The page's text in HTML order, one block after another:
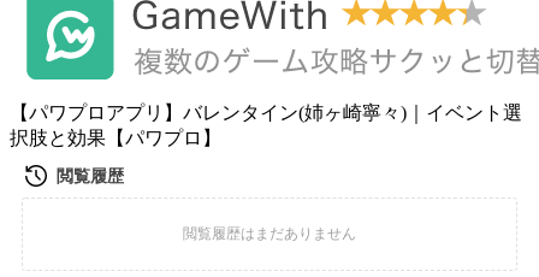
【パワプロアプリ】バレンタイン(姉ヶ崎寧々)｜イベント選
択肢と効果【パワプロ】